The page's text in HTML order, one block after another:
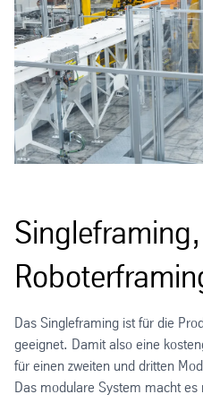
Das Singleframing ist für die
geeignet. Damit also eine
für einen zweiten und dritten
Das modulare System macht es